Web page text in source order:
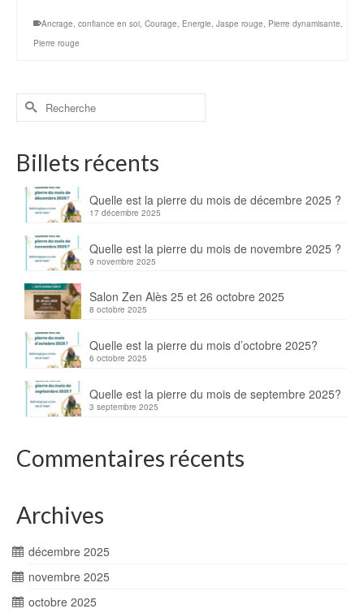
Ancrage, confiance en soi, Courage, Energie, Jaspe rouge, Pierre dynamisante,
Pierre rouge
Billets récents
Quelle est la pierre du mois de décembre 2025 ?
17 décembre 2025
Quelle est la pierre du mois de novembre 2025 ?
9 novembre 2025
Salon Zen Alès 25 et 26 octobre 2025
8 octobre 2025
Quelle est la pierre du mois d’octobre 2025?
6 octobre 2025
Quelle est la pierre du mois de septembre 2025?
3 septembre 2025
Commentaires récents
Archives
décembre 2025
novembre 2025
octobre 2025